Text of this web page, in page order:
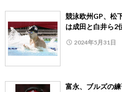
競泳欧州GP、松
は成田と白井ら2
2024年5月31日
富永、ブルズの